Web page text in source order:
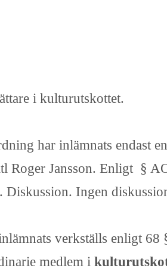
i kulturutskottet.
har inlämnats endast
Roger Jansson. Enligt §
Ingen
verkställs enligt
medlem i